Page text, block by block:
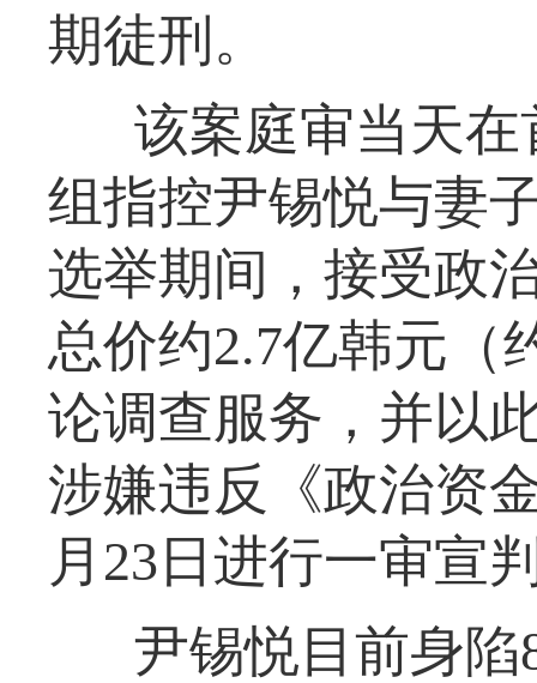
期徒刑。
该案庭审当天
组指控尹锡悦与妻
选举期间，接受政
总价约2.7亿韩元（
论调查服务，并以
涉嫌违反《政治资
月23日进行一审宣
尹锡悦目前身